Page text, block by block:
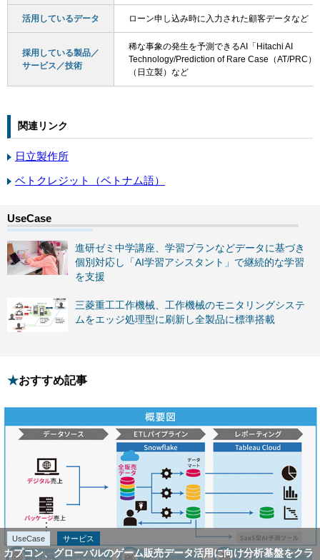
活用しているデータ ローン申し込み時に入力された顧客データなど
採用している製品／
サービス／技術
稀な事象の発生を予測できるAI「Hitachi AI
Technology/Prediction of Rare Case（AT/PRC）
（日立製）など
関連リンク
日立製作所
ベトクレジット（ベトナム語）
進研ゼミ中学講座、学習プランなどデータに基づき
個別対応し「AI学習アシスタント」で継続的な学習
を支援
三菱重工工作機械、工作機械のモニタリングシステ
ムをエッジ処理型に刷新し全製品に標準搭載
おすすめ記事
UseCase サービス
カプコン、グローバルのゲーム販売データ活用に向け分析基盤をクラ